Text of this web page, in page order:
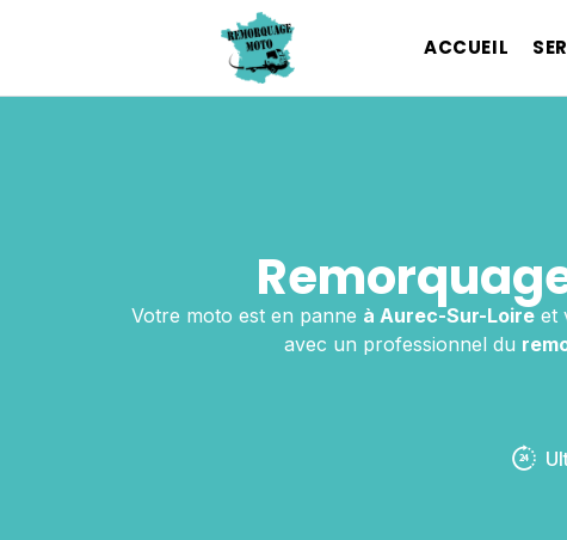
ACCUEIL
Votre moto est en panne à Aurec-Sur-Loireet
avec un professionnel du